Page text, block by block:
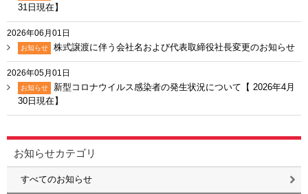
31日現在】
2026年06月01日
お知らせ 株式譲渡に伴う会社名および代表取締役社長変更のお知らせ
2026年05月01日
お知らせ
新型コロナウイルス感染者の発生状況について【 2026年4月
30日現在】
お知らせカテゴリ
すべてのお知らせ